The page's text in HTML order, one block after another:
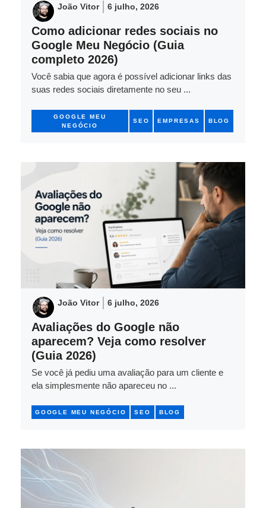
João Vitor 6 julho, 2026
Como adicionar redes sociais no
Google Meu Negócio (Guia
completo 2026)
Você sabia que agora é possível adicionar links das
suas redes sociais diretamente no seu ...
GOOGLE MEU
NEGÓCIO
SEO EMPRESAS BLOG
João Vitor 6 julho, 2026
Avaliações do Google não
aparecem? Veja como resolver
(Guia 2026)
Se você já pediu uma avaliação para um cliente e
ela simplesmente não apareceu no ...
GOOGLE MEU NEGÓCIO SEO BLOG